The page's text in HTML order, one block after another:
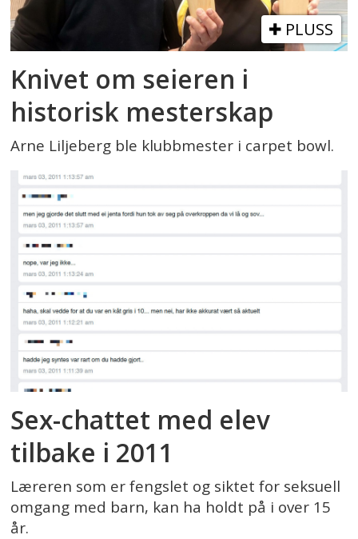
PLUSS
Knivet om seieren i
historisk mesterskap
Arne Liljeberg ble klubbmester i carpet bowl.
Sex-chattet med elev
tilbake i 2011
Læreren som er fengslet og siktet for seksuell
omgang med barn, kan ha holdt på i over 15
år.